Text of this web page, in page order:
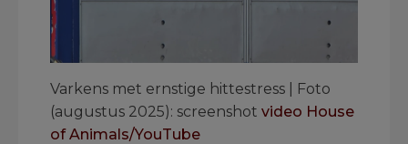
Varkens met ernstige hittestress | Foto
(augustus 2025): screenshot video House
of Animals/YouTube